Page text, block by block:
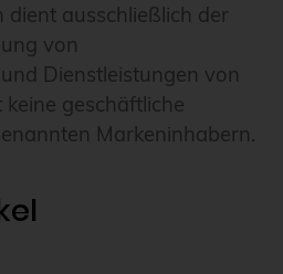
dient ausschließlich der
von
Dienstleistungen von
geschäftliche
Markeninhabern.